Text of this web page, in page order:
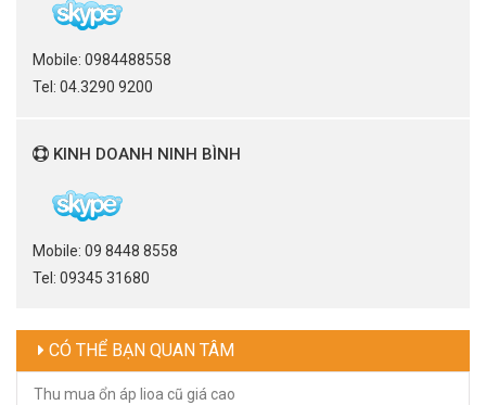
Mobile: 0984488558
Tel: 04.3290 9200
KINH DOANH NINH BÌNH
Mobile: 09 8448 8558
Tel: 09345 31680
CÓ THỂ BẠN QUAN TÂM
Thu mua ổn áp lioa cũ giá cao